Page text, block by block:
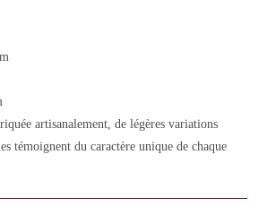
artisanalement, de légères variations
témoignent du caractère unique de chaque